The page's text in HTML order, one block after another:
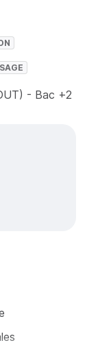
- Bac +2